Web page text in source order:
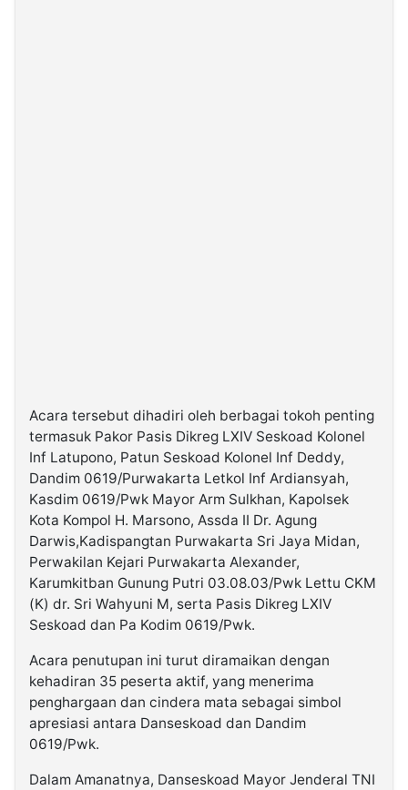
Acara tersebut dihadiri oleh berbagai tokoh penting
termasuk Pakor Pasis Dikreg LXIV Seskoad Kolonel
Inf Latupono, Patun Seskoad Kolonel Inf Deddy,
Dandim 0619/Purwakarta Letkol Inf Ardiansyah,
Kasdim 0619/Pwk Mayor Arm Sulkhan, Kapolsek
Kota Kompol H. Marsono, Assda II Dr. Agung
Darwis,Kadispangtan Purwakarta Sri Jaya Midan,
Perwakilan Kejari Purwakarta Alexander,
Karumkitban Gunung Putri 03.08.03/Pwk Lettu CKM
(K) dr. Sri Wahyuni M, serta Pasis Dikreg LXIV
Seskoad dan Pa Kodim 0619/Pwk.
Acara penutupan ini turut diramaikan dengan
kehadiran 35 peserta aktif, yang menerima
penghargaan dan cindera mata sebagai simbol
apresiasi antara Danseskoad dan Dandim
0619/Pwk.
Dalam Amanatnya, Danseskoad Mayor Jenderal TNI